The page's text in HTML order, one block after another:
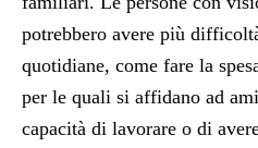
potrebbero avere più
quotidiane, come fare la
per le quali si affidano ad
capacità di lavorare o di